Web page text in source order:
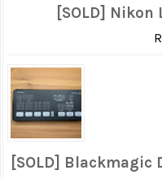
[SOLD]
[SOLD] Blackmagic